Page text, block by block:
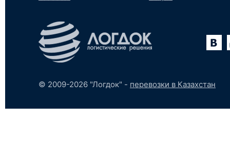
ВконтактеYouTubetumblr
SoundCloud
© 2009-2026 "Логдок" - перевозки в Казахстан